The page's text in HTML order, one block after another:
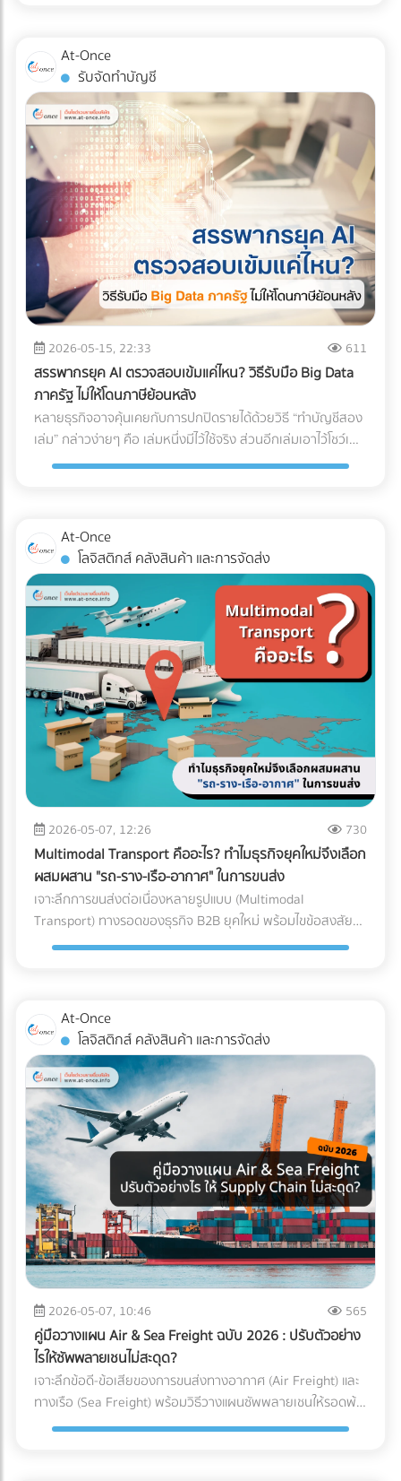
ส่วนอิเล็กทรอนิกส์ขนาดเล็ก, สินค้า E-Commerce, การย้าย
ออฟฟิศขนาดเล็ก, หรือการกระจายสินค้าเข้าสู่ตัวเมืองที่ซอย
แคบ 2. รถบรรทุก 6 ล้อ (ตู้ทึบ / คอก) รถระดับกลางที่เป็น "เดอะ
แบก" ของธุรกิจ SME รองรับน้ำหนักได้ประมาณ 5-7 ตัน ความ
ยาวกระบะมีตั้งแต่ 5-7 เมตร สามารถจัดเรียงสินค้าบนพาเลท
(Pallet) แล้วใช้โฟล์คลิฟต์ยกขึ้นได้อย่างเป็นระบบ ✅ สินค้าที่ตอบ
โจทย์: วัสดุก่อสร้างขนาดกลาง, เครื่องใช้ไฟฟ้าขนาดใหญ่, ยาง
รถยนต์, สินค้าเกษตรแปรรูป, หรือการขนย้ายเครื่องจักรโรงงาน
ขนาดกลาง 3. รถบรรทุก 10 ล้อ พี่ใหญ่แห่งวงการโลจิสติกส์ทาง
บก โครงสร้างแชสซี (Chassis) แข็งแกร่ง บรรทุกน้ำหนักได้สูงสุด
ถึง 15 ตัน (ตามกฎหมายกำหนด) วิ่งทำความเร็วทางไกลข้าม
จังหวัดได้ดีเยี่ยม ✅ สินค้าที่ตอบโจทย์: สินค้าเกษตรกรรมล็อต
ใหญ่ (ข้าวสาร, น้ำตาล), วัสดุก่อสร้างหนัก (เหล็กเส้น,
ปูนซีเมนต์), สินค้าอุตสาหกรรมหนัก, และเครื่องจักรขนาดใหญ่ 4.
รถบรรทุกควบคุมอุณหภูมิ (Cold Chain Truck) รถที่ออกแบบมา
พิเศษพร้อมเครื่องทำความเย็น สามารถปรับอุณหภูมิได้ตั้งแต่
โหมดแช่เย็น (Chilled) ไปจนถึงแช่แข็ง (Frozen) เพื่อรักษาความ
สดใหม่และคุณภาพของสินค้าตลอดเส้นทาง ✅ สินค้าที่ตอบ
โจทย์: อาหารทะเล, เนื้อสัตว์สด, ผักผลไม้ส่งออก, ยารักษาโรค,
วัคซีน, และเครื่องสำอางบางชนิดที่ไวต่อความร้อน 5. รถหัวลาก
พ่วงแบบเรียบ (Flatbed) ทนทานต่อการบรรทุกของที่หนักมาก
และยาวเป็นพิเศษ ✅ สินค้าที่ตอบโจทย์: สินค้านำเข้า-ส่งออกที่
บรรจุในตู้คอนเทนเนอร์ (ไปรับ/ส่งที่ท่าเรือหรือท่าอากาศยาน),
ท่อเหล็กขนาดใหญ่, โครงสร้างเหล็กสะพาน, หรือรถยนต์ 3 เช็
กลิสต์ฉบับย่อ: ถามตัวเองก่อนตัดสินใจจ้างรถขนส่งเหมาคัน
สินค้าคืออะไร มีน้ำหนักและปริมาตร (คิว) เท่าไหร่? (เพื่อเลือกรถที่
รับน้ำหนักได้พอดี ไม่เหลือพื้นที่ว่างให้เสียเงินฟรี) จุดขึ้น-ลง
สินค้า มีข้อจำกัดไหม? (เช่น ซอยแคบ รถ 6 ล้อเข้าไม่ได้ หรือมี
เครื่องโฟล์คลิฟต์สำหรับโหลดของหรือไม่) ต้องการบริการเสริม
อะไรบ้าง? (เช่น ต้องการพนักงานยกของด้วย หรือต้องการ
ประกันภัยสินค้ามูลค่าสูงครอบคลุมเพิ่มเติม) สรุป การเลือก
ประเภทรถขนส่งให้ตรงกับงาน ไม่เพียงแต่ช่วยปกป้องสินค้าให้ถึง
มือลูกค้าอย่างปลอดภัย แต่ยังเป็นกลยุทธ์สำคัญที่ช่วยให้ฝ่ายจัด
ซื้อคุมงบประมาณ Logistics ได้อย่างมีประสิทธิภาพ กำลัง
วางแผนขนส่งสินค้าล็อตใหญ่อยู่ใช่ไหม? ไม่ต้องเสียเวลาโทรเช็
กราคาหลายที่ให้วุ่นวาย! ค้นหาและเปรียบเทียบ บริษัทขนส่ง
สินค้า, ผู้ให้บริการขนส่งเหมาคัน, และบริษัท Logistics ชั้นนำ ที่มี
รถพร้อมให้บริการทุกประเภท ผ่านการคัดกรองความน่าเชื่อถือ
แล้ว ได้ที่นี่
ของคุณทุกเดือน บทความนี้จะพาเจาะลึกรูปแบบ Layout คลัง
สินค้า 3 สไตล์ที่ได้รับความนิยมมากที่สุดในระดับสากล เพื่อให้คุณ
ตัดสินใจได้ว่า... รูปแบบไหนที่จะช่วยรีดประสิทธิภาพการทำงาน
และเหมาะกับธุรกิจของคุณที่สุด! ทำไมการออกแบบ Layout คลัง
สินค้าถึงเป็นเรื่อง "ชี้เป็นชี้ตาย" ? ก่อนจะไปดูรูปแบบ เราต้อง
เข้าใจก่อนว่าเป้าหมายของการจัด Layout ที่ดีคือการสร้าง
Workflow ที่ลื่นไหลที่สุด ตั้งแต่ของมาส่ง (Receiving) ไปจนถึง
ของออกจากคลัง (Shipping) การออกแบบที่ดีจะช่วยคุณแก้
ปัญหาเหล่านี้: ลดคอขวด (Bottleneck): รถโฟล์คลิฟต์และ
พนักงานไม่ต้องรอคิว หรือวิ่งสวนทางกันในทางเดินแคบๆ เพิ่ม
ความรวดเร็วในการเบิกจ่าย (Picking Speed): สินค้าขายดีอยู่
ใกล้ สินค้าเคลื่อนไหวช้าอยู่ไกล ช่วยลดระยะเวลาการเดินหาของ
เพิ่มความปลอดภัย: ลดอุบัติเหตุระหว่างเครื่องจักรและมนุษย์
เจาะลึก 3 รูปแบบ Layout คลังสินค้ายอดฮิต การเลือกรูปแบบผัง
คลังสินค้า จะขึ้นอยู่กับรูปทรงของอาคาร ลักษณะสินค้า และ
กระแสการไหลของงาน (Flow) เป็นหลัก ดังนี้ครับ: 1. รูปแบบตัว
U (U-Shaped Layout) นี่คือรูปแบบที่ได้รับความนิยม "สูงที่สุด"
ในวงการโลจิสติกส์ จุดเด่นคือจุดรับสินค้าเข้า (Receiving) และจุด
จ่ายสินค้าออก (Shipping) จะอยู่ฝั่งเดียวกันของอาคาร โดย
กระแสการทำงานจะไหลเป็นรูปตัว U ตั้งแต่การรับของ เก็บเข้าชั้น
สามารถโยกย้ายไปช่วยงานทั้งฝั่งรับและฝั่งจ่ายได้ง่าย (Cross-
docking ทำได้สะดวก) ข้อควรระวัง: อาจเกิดความแออัดบริเวณ
ประตูเข้า-ออก หากมีการรับและส่งสินค้าพร้อมกันในปริมาณ
มากๆ เหมาะกับใคร?: ธุรกิจ SME, ธุรกิจที่มีพื้นที่อาคารจำกัด,
คลังสินค้าที่เน้นการกระจายสินค้าทั่วไป (FMCG) 2. รูปแบบตัว I
(I-Shaped / Through Layout) รูปแบบนี้คือการเดินทางเป็น
"เส้นตรง" จุดรับสินค้าจะอยู่หัวอาคาร และจุดจ่ายสินค้าจะอยู่ท้าย
อาคารฝั่งตรงข้ามกัน สินค้าจะไหลไปในทิศทางเดียวแบบไม่มีการ
ย้อนกลับ ข้อดี: ลดความสับสนและการวิ่งสวนทางกันได้อย่าง
เด็ดขาด กระบวนการทำงานไหลลื่นมาก (Straight-line flow) ลด
อุบัติเหตุบริเวณคอขวด ข้อควรระวัง: ต้องใช้อาคารที่มีความยาว
มาก และต้องใช้พื้นที่ภายนอก (ลานจอดรถ) ทั้ง 2 ฝั่งของอาคาร
ทำให้สิ้นเปลืองพื้นที่โดยรอบ เหมาะกับใคร?: โรงงานอุตสาหกรรม
ขนาดใหญ่, ธุรกิจที่มีปริมาณการเข้า-ออกของสินค้ามหาศาล
(High-volume), หรือสินค้าที่มีน้ำหนักมาก/ชิ้นใหญ่ที่เคลื่อนย้าย
ยาก 3. รูปแบบตัว L (L-Shaped Layout) ผังคลังสินค้าแบบตัว
L จะคล้ายกับตัว I แต่จุดรับสินค้าและจุดจ่ายสินค้าจะตั้งฉากกันที่
มุม 90 องศา (อยู่คนละด้านของผนังอาคาร) มักเกิดขึ้นจากข้อ
จำกัดของรูปทรงอาคาร หรือพื้นที่ที่ดิน ข้อดี: แยกพื้นที่รับและส่ง
สินค้าออกจากกันอย่างชัดเจน ลดความแออัดบริเวณประตูได้ดี
ป้องกันอุบัติเหตุ เหมาะกับใคร?: อาคารที่มีรูปทรงตัว L อยู่แล้ว,
คลังสินค้าที่ต้องการแยกประเภทรถบรรทุกขาเข้าและขาออกแบบ
เด็ดขาด (เช่น รถเทรลเลอร์ส่งของเข้าทางด้านหน้า รถกระบะรับ
ของออกทางด้านข้าง) เช็กลิสต์: เลือก Layout แบบไหนให้ตอบ
โจทย์ที่สุด? หากคุณกำลังจะสร้างคลังสินค้าใหม่ หรือรีโนเวทคลัง
เดิม ลองใช้ 3 คำถามนี้เป็นตัวกรองครับ: ลักษณะอาคารของคุณ
เป็นแบบไหน? (หากมีประตูฝั่งเดียว = บังคับตัว U, หากมีประตู
หน้า-หลัง = ทำตัว I ได้) คุณใช้รถโฟล์คลิฟต์กี่คัน? (ถ้างบจำกัด
และมีรถน้อย การใช้ผังตัว U จะช่วยให้บริหารการใช้รถโฟล์คลิฟต์
ได้คุ้มค่ากว่า) ความเร็วหรือพื้นที่ สำคัญกว่ากัน? (ตัว U เน้น
ประหยัดพื้นที่และยืดหยุ่น ส่วนตัว I เน้นความเร็วและลดคอขวด)
กำลังมองหาผู้เชี่ยวชาญด้านคลังสินค้าอยู่หรือเปล่า? การ
ออกแบบ Layout ที่ดีเป็นเพียงจุดเริ่มต้น การก่อสร้างโครงสร้าง
ที่แข็งแรง การติดตั้งชั้นวาง (Racking System) ที่ได้มาตรฐาน
และการวางระบบคลังสินค้า (WMS) คือฟันเฟืองที่ช่วยให้ธุรกิจ
ของคุณเติบโตอย่างมั่นคง หากคุณกำลังมองหา บริษัทรับเหมา
ก่อสร้างคลังสินค้า, ผู้ให้บริการออกแบบและติดตั้งระบบชั้นวาง
(Racking), หรือผู้ให้บริการ Logistics มืออาชีพ... ไม่ต้องเสีย
เวลาเสิร์ชหาให้ยุ่งยาก!
At-Once
รับจัดทำบัญชี
2026-05-15, 22:33 611
สรรพากรยุค AI ตรวจสอบเข้มแค่ไหน? วิธีรับมือ Big Data
ภาครัฐ ไม่ให้โดนภาษีย้อนหลัง
หลายธุรกิจอาจคุ้นเคยกับการปกปิดรายได้ด้วยวิธี “ทำบัญชีสอง
เล่ม” กล่าวง่ายๆ คือ เล่มหนึ่งมีไว้ใช้จริง ส่วนอีกเล่มเอาไว้โชว์เพื่อ
เลี่ยงการเสียภาษี แต่ปัจจุบันวิธีนี้ทำได้ยากขึ้นมากในยุคที่กรม
อีกต่อไป เพราะระบบไม่ได้ดูแค่สิ่งที่คุณยื่น แต่ดู "สิ่งที่คนอื่นยื่น
เกี่ยวกับคุณด้วย" คำถามสำคัญคือ... ธุรกิจของคุณพร้อมรับมือ
กับการถูกตรวจสอบหรือยัง? ในวันที่ข้อมูลทางการเงินทุกเส้น
ทางเชื่อมโยงถึงกัน 3 วิธีเตรียมพร้อมรับมือ ให้ธุรกิจปลอดภัย
จาก "ภาษีย้อนหลัง" นี่คือ 3 ตัววิธีปรับตัวสำคัญ ที่เจ้าของธุรกิจ
ต้องเริ่มทำตั้งแต่วันนี้ เพื่อสร้างภูมิคุ้มกันให้บริษัทปลอดภัยจาก
ฝันร้ายเรื่องภาษีย้อนหลัง: 1. บังคับใช้ "บัญชีเล่มเดียว" (Single
Account) อย่างเคร่งครัด หมดยุคของการทำ "บัญชีเล่มหนึ่งยื่น
สรรพากร บัญชีเล่มสองเก็บไว้ดูเอง" แล้ว เพราะข้อมูลเงินสดที่
เข้าบัญชีธนาคาร ข้อมูลค่าน้ำค่าไฟ หรือข้อมูลการนำเข้าสินค้า
ถูกเชื่อมโยงถึงกันหมด การจงใจทำรายได้ให้ต่ำกว่าความเป็นจริง
จะทำให้ตัวเลขในงบการเงินขัดแย้งกันเองจนกลายเป็นเป้าหมาย
หลักของ AI ทันที วิธีแก้: ลงบันทึกรายได้และค่าใช้จ่ายทุกรายการ
ตามความเป็นจริง นอกจากจะปลอดภัยจากสรรพากรแล้ว งบ
การเงินที่สะท้อนกำไรที่แท้จริง ยังช่วยให้ธุรกิจกู้ขอสินเชื่อกับ
ธนาคาร หรือดึงดูดนักลงทุนได้ง่ายขึ้นด้วย 2. ปรับตัวเข้าสู่ระบบ
Digital Tax แบบเต็มรูปแบบ ความผิดพลาดเล็กๆ น้อยๆ จาก
การทำงานของคน (Human Error) เช่น พิมพ์ตัวเลขใบกำกับ
ภาษีผิด หรือหัก ณ ที่จ่ายไม่ครบ ถือเป็นหนึ่งในสาเหตุหลักที่ทำให้
โดนเรียกตรวจสอบ วิธีแก้: เปลี่ยนจากการใช้กระดาษ มาใช้ระบบ
แต่ยังทำให้ข้อมูลวิ่งตรงเข้าสู่ระบบของสรรพากรอย่างแม่นยำและ
ไร้รอยต่อ 3. กระทบยอด (Reconcile) บัญชีและสต็อกสินค้า
อย่างสม่ำเสมอ ข้อผิดพลาดสุดคลาสสิกของ SME คือการ "ดอง
เอกสาร" ไว้ทำทีเดียวตอนสิ้นปี ซึ่งในยุคที่สรรพากรเห็นข้อมูล e-
Payment ของคุณแทบจะแบบ Real-time การรอแก้ปัญหาตอน
สิ้นปีถือว่าสายเกินไป วิธีแก้: ต้องทำการ "กระทบยอดบัญชี"
ระหว่าง Statement ธนาคาร กับสมุดบัญชีรายวันเป็นประจำ "ทุก
เดือน" รวมถึงต้องมีการนับสต็อกสินค้าให้ตรงกับตัวเลขในระบบ
อยู่เสมอ หากพบความผิดปกติจะได้ปรับปรุงแก้ไขได้ทันท่วงที 3
เหตุผลที่ธุรกิจยุค 2026 ขาด “สำนักงานบัญชีมืออาชีพ” ไม่ได้
การจ้างสำนักงานบัญชีที่ได้มาตรฐาน เป็นได้มากกว่าแค่งาน
ธุรการหรือผู้คีย์ข้อมูล ราคาที่ต้องจ่าย "ไม่ใช่ความสิ้นเปลือง แต่
คือการลงทุน" ที่ช่วยชี้ชะตาความอยู่รอดขององค์กรด้วย 3
เหตุผลหลัก ดังนี้: 1. เป็นเครื่องดักจับ Red Flags ก่อนถึงมือ AI
สรรพากร สำนักงานบัญชีมืออาชีพ (ที่มี CPA หรือ CPD ดูแล) จะ
ทำหน้าที่เป็น “แนวป้องกันแรก” ตรวจสอบความสอดคล้องของ
ตัวเลข (Reconciliation) เทียบเคียงสัดส่วนรายได้และค่าใช้จ่ายให้
สมเหตุสมผล และช่วยอุดรอยรั่วของข้อมูลก่อนยื่นต่อกรม
สรรพากร 2. เปลี่ยนผ่านการยื่นเอกสารกระดาษ สู่ Digital Tax
อย่างไร้รอยต่อ สำนักงานบัญชียุคใหม่จะมีเครื่องมือและ
At-Once
โลจิสติกส์ คลังสินค้า และการจัดส่ง
2026-05-07, 12:26 730
Multimodal Transport คืออะไร? ทำไมธุรกิจยุคใหม่จึงเลือก
ผสมผสาน "รถ-ราง-เรือ-อากาศ" ในการขนส่ง
เจาะลึกการขนส่งต่อเนื่องหลายรูปแบบ (Multimodal
Transport) ทางรอดของธุรกิจ B2B ยุคใหม่ พร้อมไขข้อสงสัยว่า
ใครคือ "เจ้าภาพ" ตัวจริงที่ช่วยคุมต้นทุนและเวลา ค้นหาพาร์ท
At-Once
โลจิสติกส์ คลังสินค้า และการจัดส่ง
2026-05-07, 10:46 565
คู่มือวางแผน Air & Sea Freight ฉบับ 2026 : ปรับตัวอย่าง
ไรให้ซัพพลายเชนไม่สะดุด?
เจาะลึกข้อดี-ข้อเสียของการขนส่งทางอากาศ (Air Freight) และ
ทางเรือ (Sea Freight) พร้อมวิธีวางแผนซัพพลายเชนให้รอดพ้น
ทุกวิกฤต ค้นหาพาร์ทเนอร์โลจิสติกส์ได้ที่ At-Once